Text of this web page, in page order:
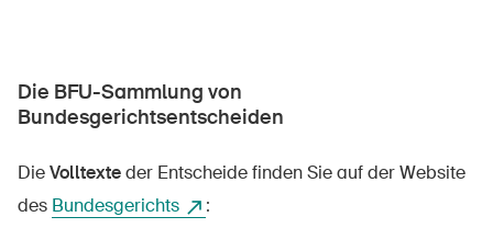
Die BFU-Sammlung von
Bundesgerichtsentscheiden
DieVolltexteder Entscheide finden Sie auf der Website
des Bundesgerichts :